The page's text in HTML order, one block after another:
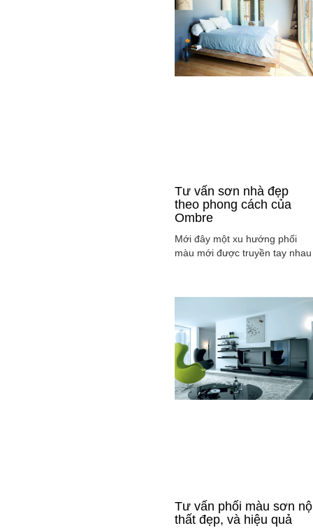
Tư vấn sơn nhà đẹp
theo phong cách của
Ombre
Mới đây một xu hướng phối
màu mới được truyền tay nhau
Ombre, cách phối màu sắc tinh
tế sao cho màu sắc chuyển
từ tông nhạt sang đậm, từ
sang tối hay ngược lại. Cùng
tìm hiểu phong các này qua
việc ...
Tư vấn phối màu sơn
thất đẹp, và hiệu quả